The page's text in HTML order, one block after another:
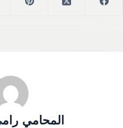
المحامي